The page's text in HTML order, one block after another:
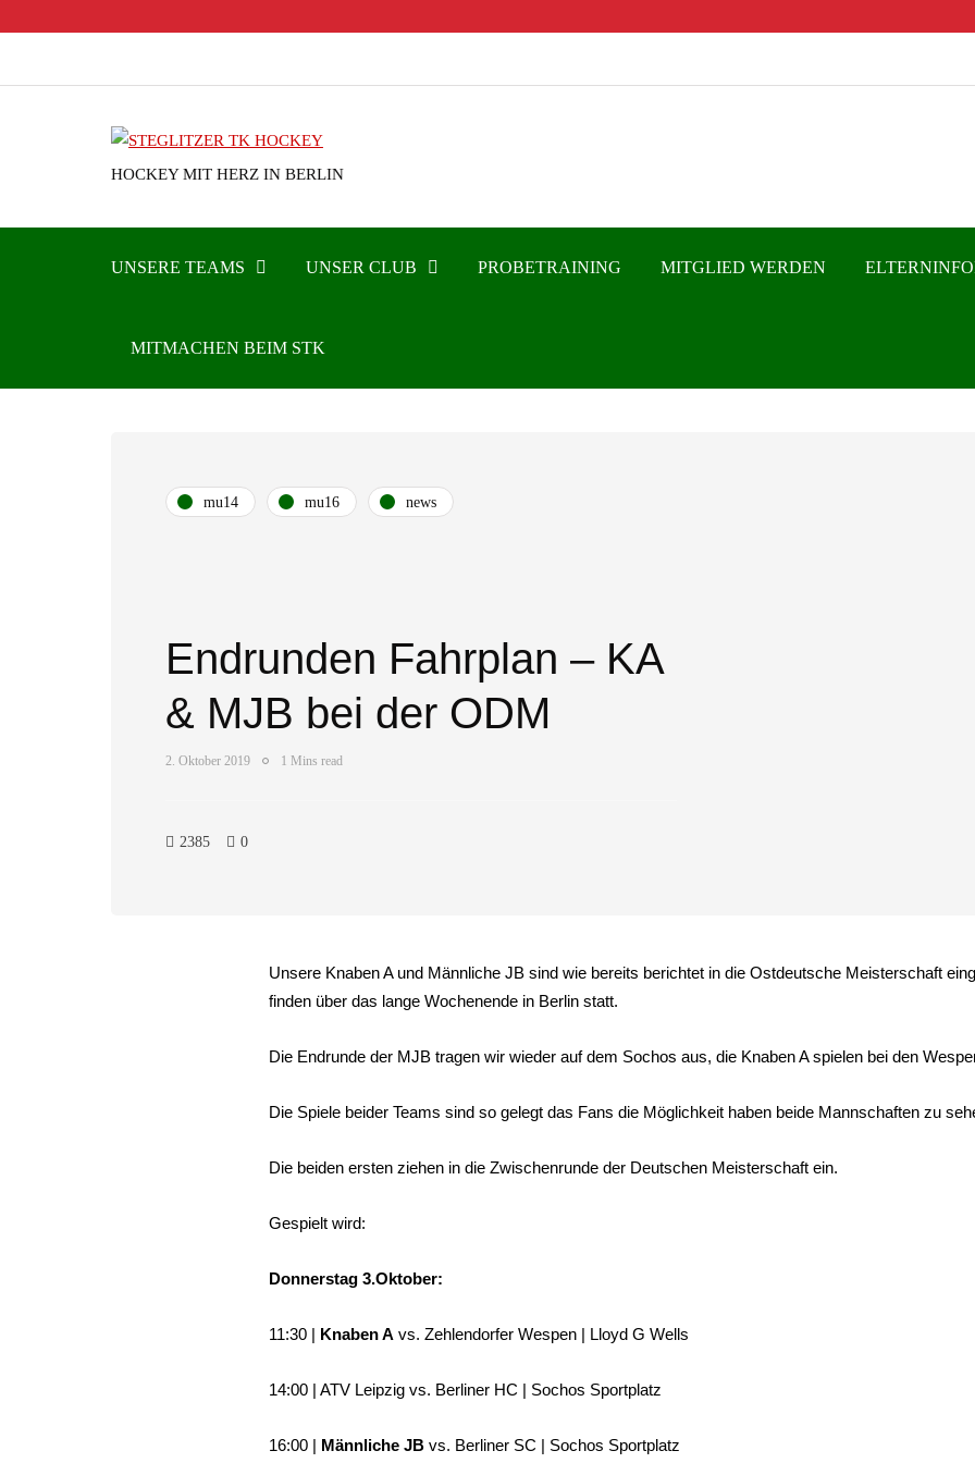
HOCKEY MIT HERZ IN BERLIN
UNSERE TEAMS UNSER CLUB PROBETRAINING MITGLIED WERDEN
MITMACHEN BEIM STK
mu14 mu16 news
Endrunden Fahrplan – KA
& MJB bei der ODM
2. Oktober 2019 1 Mins read
2385 0
Unsere Knaben A und Männliche JB sind wie bereits berichtet in die Ostdeutsche Meisterschaft
finden über das lange Wochenende in Berlin statt.
Die Endrunde der MJB tragen wir wieder auf dem Sochos aus, die Knaben A spielen bei den
Die Spiele beider Teams sind so gelegt das Fans die Möglichkeit haben beide Mannschaften zu
Die beiden ersten ziehen in die Zwischenrunde der Deutschen Meisterschaft ein.
Gespielt wird:
Donnerstag 3.Oktober:
11:30 | Knaben A vs. Zehlendorfer Wespen | Lloyd G Wells
14:00 | ATV Leipzig vs. Berliner HC | Sochos Sportplatz
16:00 | Männliche JB vs. Berliner SC | Sochos Sportplatz